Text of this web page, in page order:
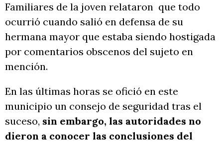
Familiares de la joven relataron que todo
ocurrió cuando salió en defensa de su
hermana mayor que estaba siendo hostigada
por comentarios obscenos del sujeto en
mención.
En las últimas horas se ofició en este
municipio un consejo de seguridad tras el
suceso, sin embargo, las autoridades no
dieron a conocer las conclusiones del